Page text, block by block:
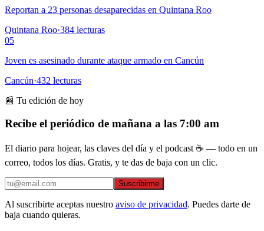
Reportan a 23 personas desaparecidas en Quintana Roo
Quintana Roo·384 lecturas
05
Joven es asesinado durante ataque armado en Cancún
Cancún·432 lecturas
📰 Tu edición de hoy
Recibe el periódico de mañana a las 7:00 am
El diario para hojear, las claves del día y el podcast ☕ — todo en un
correo, todos los días. Gratis, y te das de baja con un clic.
Suscribirme
Al suscribirte aceptas nuestro aviso de privacidad. Puedes darte de
baja cuando quieras.